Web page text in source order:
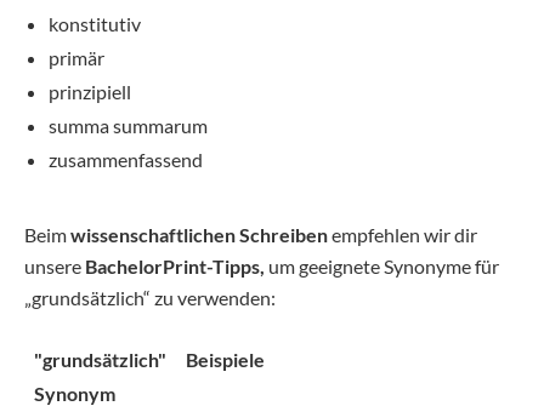
konstitutiv
primär
prinzipiell
summa summarum
zusammenfassend
Beimwissenschaftlichen Schreibenempfehlen wir dir
unsere BachelorPrint-Tipps, um geeignete Synonyme für
„grundsätzlich“ zu verwenden:
"grundsätzlich"
Synonym
Beispiele